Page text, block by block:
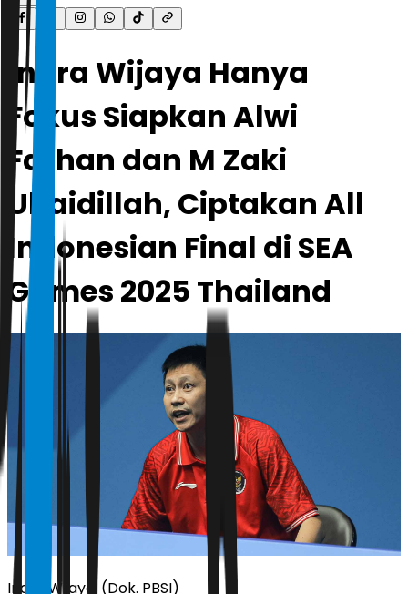
Indra Wijaya Hanya
Fokus Siapkan Alwi
Farhan dan M Zaki
Ubaidillah, Ciptakan All
Indonesian Final di SEA
Games 2025 Thailand
Indra Wijaya. (Dok. PBSI)